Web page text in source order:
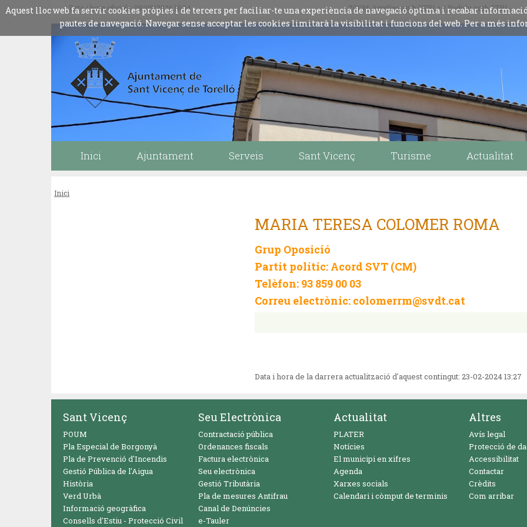
Aquest lloc web fa servir cookies pròpies i de tercers per faciliar-te una experiència de navegació òptima i recabar
pautes de navegació. Navegar sense acceptar les cookies limitarà la visibilitat i funcions del web. Per a més
Data i hora oficials: 08/08/2026 18:04 ZOOM: Amplieu amb CTRL+ / Reduïu amb CTRL-
Inici Ajuntament Serveis Sant Vicenç Turisme Actualitat
Inici
MARIA TERESA COLOMER ROMA
Grup Oposició
Partit polític: Acord SVT (CM)
Telèfon: 93 859 00 03
Correu electrònic: colomerrm@svdt.cat
Data i hora de la darrera actualització d'aquest contingut:23-02-2024 13:27
Sant Vicenç
POUM
Pla Especial de Borgonyà
Pla de Prevenció d'Incendis
Gestió Pública de l'Aigua
Història
Verd Urbà
Informació geogràfica
Consells d'Estiu - Protecció Civil
Seu Electrònica
Contractació pública
Ordenances fiscals
Factura electrònica
Seu electrònica
Gestió Tributària
Pla de mesures Antifrau
Canal de Denúncies
e-Tauler
Actualitat
PLATER
Notícies
El municipi en xifres
Agenda
Xarxes socials
Calendari i còmput de terminis
Altres
Avís legal
Protecció de
Accessibilitat
Contactar
Crèdits
Com arribar